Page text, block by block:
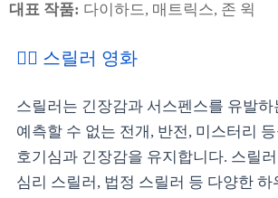
대표 작품: 다이하드, 매트릭스, 존 윅
🕵️‍♂️ 스릴러 영화
스릴러는 긴장감과 서스펜스를 유발하
예측할 수 없는 전개, 반전, 미스터리
호기심과 긴장감을 유지합니다. 스릴
심리 스릴러, 법정 스릴러 등 다양한 하